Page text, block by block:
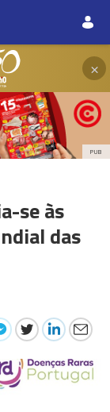
×
PUB
se às
das